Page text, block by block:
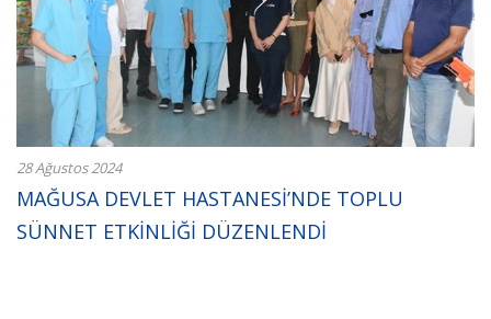
28 Ağustos 2024
MAĞUSA DEVLET HASTANESİ’NDE TOPLU
SÜNNET ETKİNLİĞİ DÜZENLENDİ